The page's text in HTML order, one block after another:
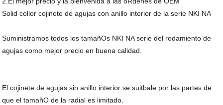
Solid collor cojinete de agujas con anillo interior de la serie NKI NA
Suministramos todos los tamañOs NKI NA serie del rodamiento de
agujas como mejor precio en buena calidad.
El cojinete de agujas sin anillo interior se suitbale por las partes de
que el tamañO de la radial es limitado.